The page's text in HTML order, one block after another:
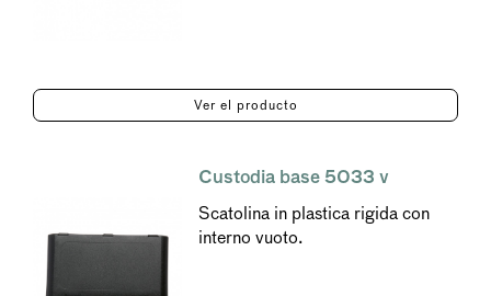
Ver el producto
Custodia base 5033 v
Scatolina in plastica rigida con
interno vuoto.